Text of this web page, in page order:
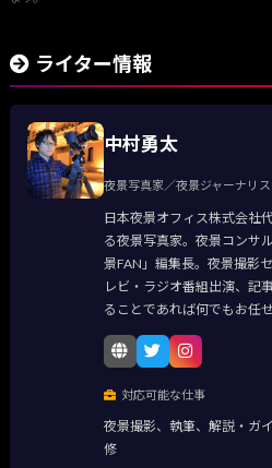
ライター情報
中村勇太
夜景写真家／夜景ジャーナリス
日本夜景オフィス株式会社
る夜景写真家。夜景コンサ
景FAN」編集長。夜景撮影
レビ・ラジオ番組出演、記
ることであれば何でもお任せ
対応可能な仕事
夜景撮影、執筆、解説・ガ
修